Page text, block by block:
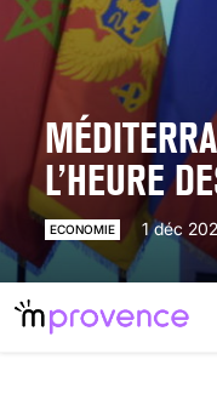
L’HEURE
ECONOMIE 1 déc